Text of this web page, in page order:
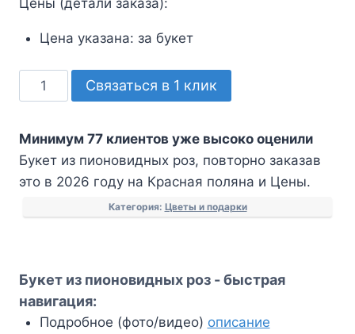
Цены (детали заказа):
Цена указана: за букет
Количество
товара
из
пионовидных
роз
Связаться в 1 клик
Минимум 77 клиентов уже высоко оценили
Букет из пионовидных роз, повторно заказав
это в 2026 году на Красная поляна и Цены.
Категория: Цветы и подарки
Букет из пионовидных роз - быстрая
навигация:
Подробное (фото/видео) описание